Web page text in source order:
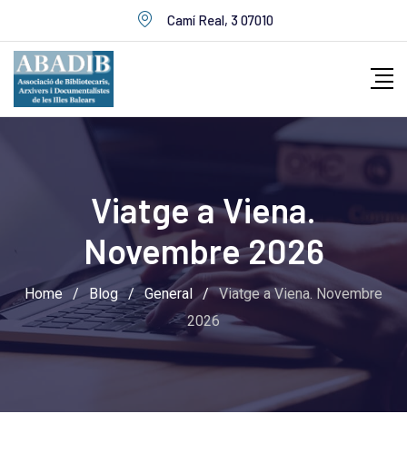
to
content
Camí Real, 3 07010
Viatge a Viena.
Novembre 2026
Home / Blog / General / Viatge a Viena. Novembre
2026